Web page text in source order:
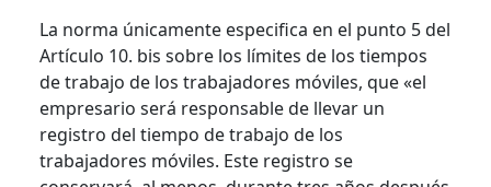
La norma únicamente especifica en el punto 5 del
Artículo 10. bis sobre los límites de los tiempos
de trabajo de los trabajadores móviles, que «el
empresario será responsable de llevar un
registro del tiempo de trabajo de los
trabajadores móviles. Este registro se